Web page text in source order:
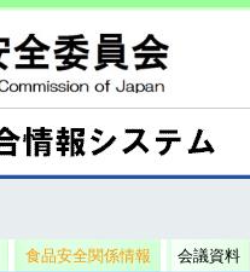
食品安全関係情報 会議資料